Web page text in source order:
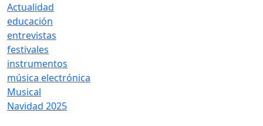
Actualidad
educación
entrevistas
festivales
instrumentos
música electrónica
Musical
Navidad 2025